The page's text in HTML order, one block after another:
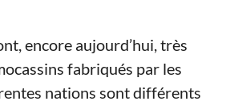
encore aujourd’hui, très
fabriqués par les
nations sont différents